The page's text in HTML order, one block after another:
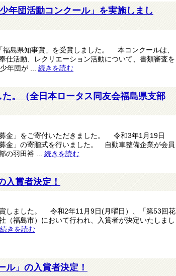
年団活動コンクール」を実施しまし
島県知事賞」を受賞しました。 本コンクールは、
仕活動、レクリエーション活動について、書類審査を
年団が ... 続きを読む
た。（全日本ロータス同友会福島県支部
金」をご寄付いただきました。 令和3年1月19日
金」の寄贈式を行いました。 自動車整備企業が会員
の羽田裕 ... 続きを読む
入賞者決定！
しました。 令和2年11月9日(月曜日）、「第53回花
（福島市）において行われ、入賞者が決定いたしまし
続きを読む
ル」の入賞者決定！